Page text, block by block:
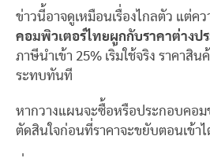
ข่าวนี้อาจดูเหมือนเรื่องไกลตัว แต่คว
คอมพิวเตอร์ไทยผูกกับราคาต่างป
ภาษีนำเข้า 25% เริ่มใช้จริง ราคาสิ
ระทบทันที
หากวางแผนจะซื้อหรือประกอบคอม
ตัดสินใจก่อนที่ราคาจะขยับตอนเข้า